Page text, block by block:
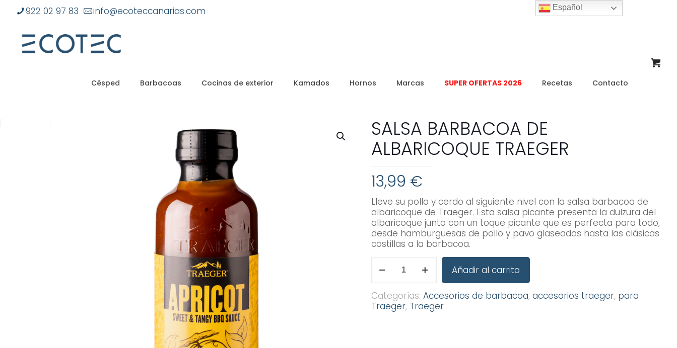
922 02 97 83 info@ecoteccanarias.com
Césped Barbacoas Cocinas de exterior Kamados Hornos Marcas SUPER OFERTAS 2026 Recetas Contacto
SALSA BARBACOA DE
ALBARICOQUE TRAEGER
13,99 €
Lleve su pollo y cerdo al siguiente nivel con la salsa barbacoa de
albaricoque de Traeger. Esta salsa picante presenta la dulzura del
albaricoque junto con un toque picante que es perfecta para todo,
desde hamburguesas de pollo y pavo glaseadas hasta las clásicas
costillas a la barbacoa.
BARBACOA
ALBARICOQUE
TRAEGER
cantidad
Añadir al carrito
Categorías: Accesorios de barbacoa, accesorios traeger, para
Traeger, Traeger
Español